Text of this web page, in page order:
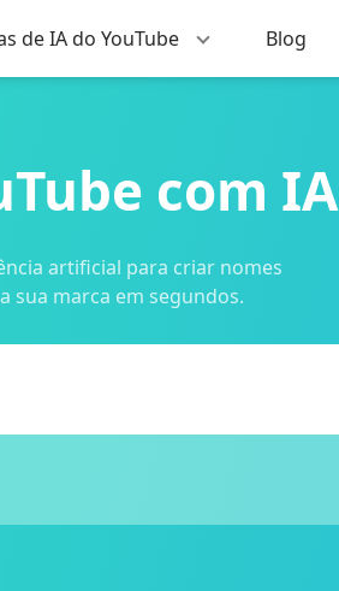
de IA do YouTube Blog
com IA
artificial para criar nomes
sua marca em segundos.